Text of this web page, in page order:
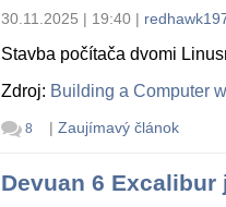
30.11.2025 | 19:40 |
Stavba počítača dvomi
Zdroj: Building a Computer
8 | Zaujímavý článok
Devuan 6 Excalibur